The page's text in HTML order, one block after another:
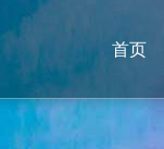
首页